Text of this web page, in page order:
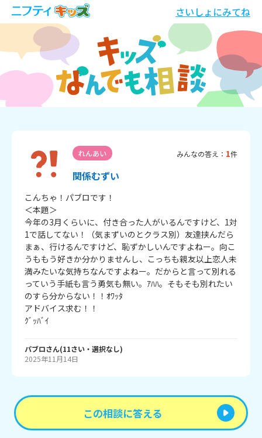
さいしょにみてね
れんあい みんなの答え： 1件
関係むずい
こんちゃ！パブロです！
＜本題＞
今年の3月くらいに、付き合った人がいるんですけど、1対
1で話してない！（気まずいのとクラス別）友達挟んだら
まぁ、行けるんですけど、恥ずかしいんですよねー。向こ
うももう好きか分かりませんし、こっちも親友以上恋人未
満みたいな気持ちなんですよねー。だからと言って別れる
っていう手紙も言う勇気も無い。ｱﾊﾊ。そもそも別れたい
のすら分からない！！ｵﾜｯﾀ
アドバイス求む！！
ｸﾞｯﾊﾞｲ
パブロさん(11さい・ 選択なし)
2025年11月14日
この相談に答える